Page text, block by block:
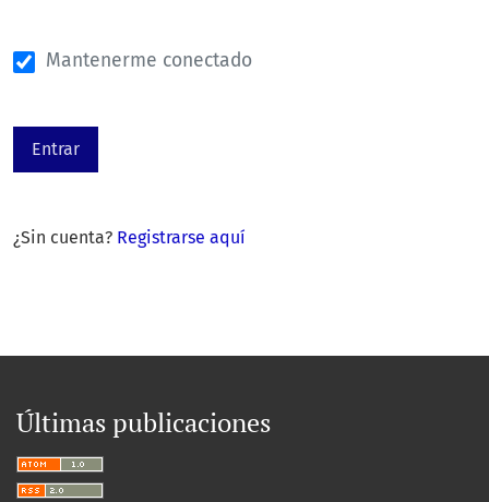
Mantenerme conectado
Entrar
¿Sin cuenta? Registrarse aquí
Últimas publicaciones